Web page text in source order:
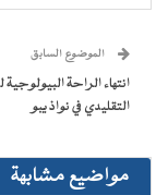
في في
الموضوع السابق
انتهاء الراحة
التقليدي في نواذ يبو
مواضيع مشابهة